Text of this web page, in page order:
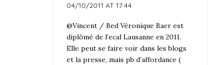
04/10/2011 AT 17:44
@Vincent / Bed Véronique Baer est
diplômé de l’ecal Lausanne en 2011.
Elle peut se faire voir dans les blogs
et la presse, mais pb d’affordance (